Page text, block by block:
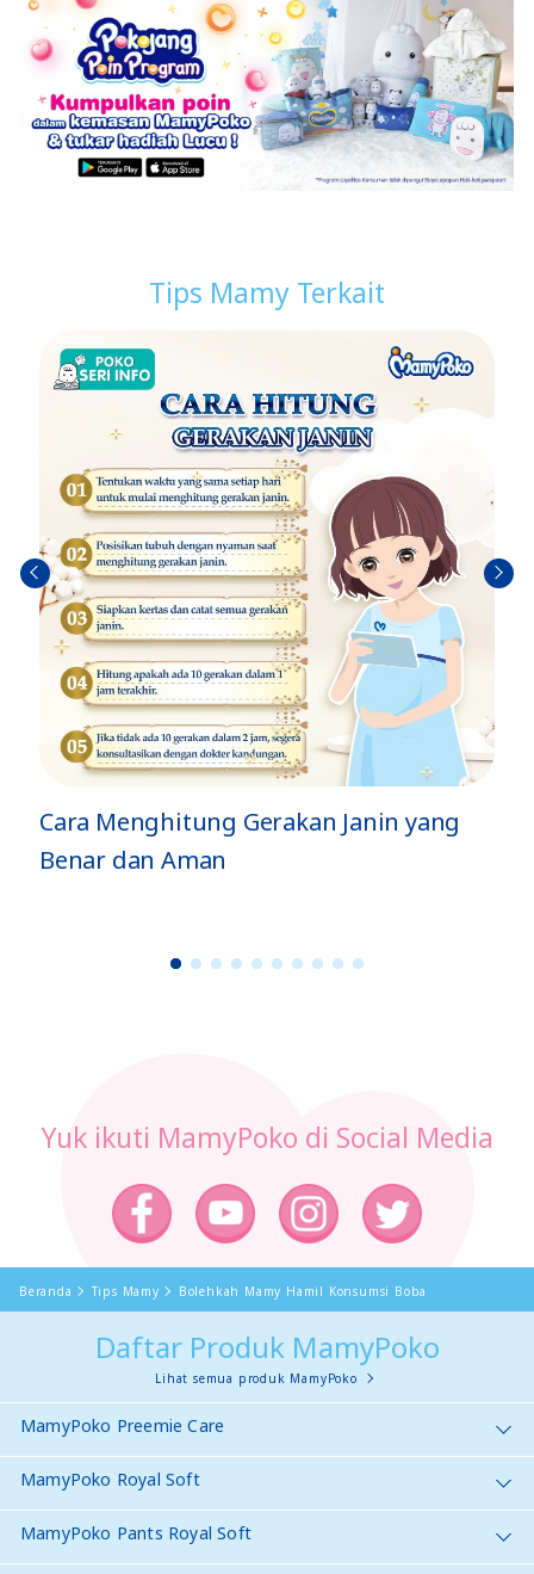
Tips Mamy Terkait
Cara Menghitung Gerakan Janin yang
Benar dan Aman
Sebel
umn
ya
Berik
utny
1 2 3 4 5 6 7 8 9 1
Yuk ikuti MamyPoko di Social Media
Beranda Tips Mamy Bolehkah Mamy Hamil Konsumsi Boba
Daftar Produk MamyPoko
Lihat semua produk MamyPoko
MamyPoko Preemie Care
MamyPoko Royal Soft
MamyPoko Pants Royal Soft